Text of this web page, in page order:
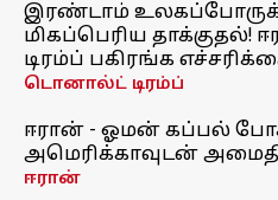
இரண்டாம்
மிகப்பெரிய தாக்குதல்!
டிரம்ப் பகிரங்க
டொனால்ட் டிரம்ப்
ஈரான் - ஓமன் கப்பல்
அமெரிக்காவுடன் அமைதி
ஈரான்